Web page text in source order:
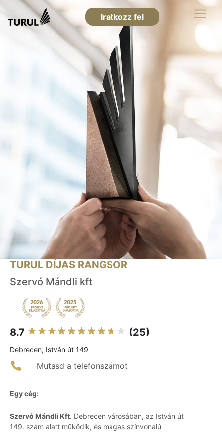
Iratkozz fel
TURUL DÍJAS RANGSOR
Szervó Mándli kft
8.7 (25)
Debrecen, István út 149
Mutasd a telefonszámot
Egy cég:
Szervó Mándli Kft. Debrecen városában, az István út
149. szám alatt működik, és magas színvonalú